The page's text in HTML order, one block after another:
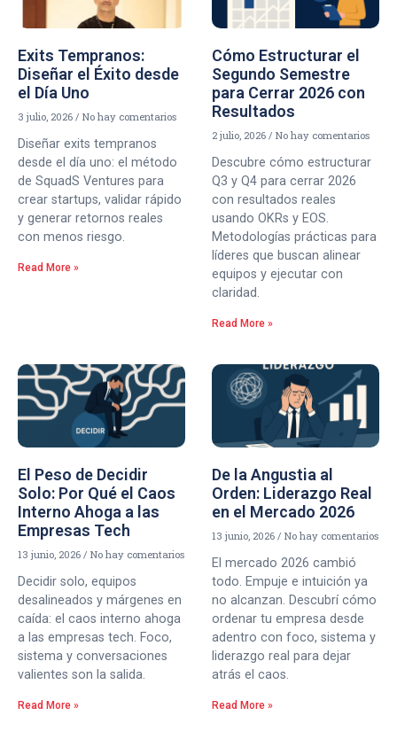
Exits Tempranos:
Diseñar el Éxito desde
el Día Uno
3 julio, 2026 No hay comentarios
Diseñar exits tempranos
desde el día uno: el método
de SquadS Ventures para
crear startups, validar rápido
y generar retornos reales
con menos riesgo.
Read More »
Cómo Estructurar el
Segundo Semestre
para Cerrar 2026 con
Resultados
2 julio, 2026 No hay comentarios
Descubre cómo estructurar
Q3 y Q4 para cerrar 2026
con resultados reales
usando OKRs y EOS.
Metodologías prácticas para
líderes que buscan alinear
equipos y ejecutar con
claridad.
Read More »
El Peso de Decidir
Solo: Por Qué el Caos
Interno Ahoga a las
Empresas Tech
13 junio, 2026 No hay comentarios
Decidir solo, equipos
desalineados y márgenes en
caída: el caos interno ahoga
a las empresas tech. Foco,
sistema y conversaciones
valientes son la salida.
Read More »
De la Angustia al
Orden: Liderazgo Real
en el Mercado 2026
13 junio, 2026 No hay comentarios
El mercado 2026 cambió
todo. Empuje e intuición ya
no alcanzan. Descubrí cómo
ordenar tu empresa desde
adentro con foco, sistema y
liderazgo real para dejar
atrás el caos.
Read More »